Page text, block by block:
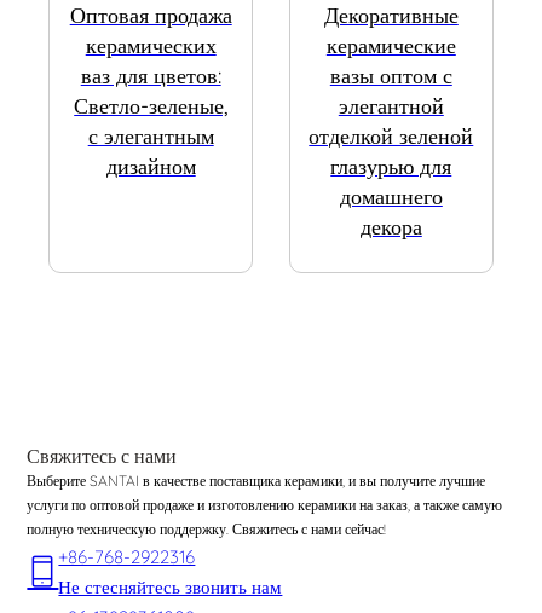
Оптовая продажа
керамических
ваз для цветов:
Светло-зеленые,
с элегантным
дизайном
Декоративные
керамические
вазы оптом с
элегантной
отделкой зеленой
глазурью для
домашнего
декора
Свяжитесь с нами
Выберите SANTAI в качестве поставщика керамики, и вы получите лучшие
услуги по оптовой продаже и изготовлению керамики на заказ, а также самую
полную техническую поддержку. Свяжитесь с нами сейчас!
+86-768-2922316
Не стесняйтесь звонить нам